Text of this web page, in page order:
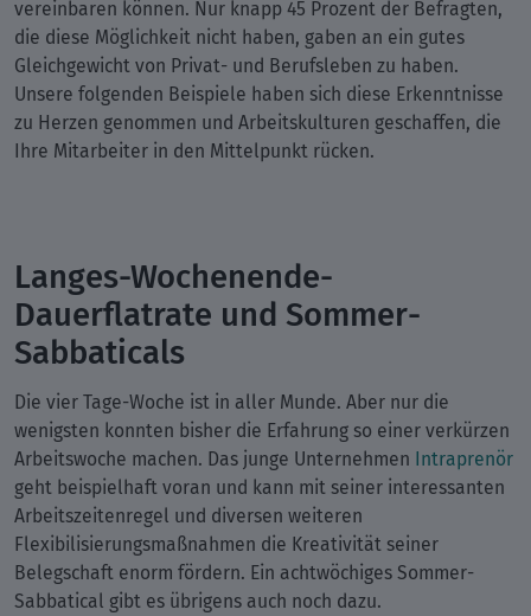
vereinbaren können. Nur knapp 45 Prozent der Befragten,
die diese Möglichkeit nicht haben, gaben an ein gutes
Gleichgewicht von Privat- und Berufsleben zu haben.
Unsere folgenden Beispiele haben sich diese Erkenntnisse
zu Herzen genommen und Arbeitskulturen geschaffen, die
Ihre Mitarbeiter in den Mittelpunkt rücken.
Langes-Wochenende-
Dauerflatrate und Sommer-
Sabbaticals
Die vier Tage-Woche ist in aller Munde. Aber nur die
wenigsten konnten bisher die Erfahrung so einer verkürzen
Arbeitswoche machen. Das junge Unternehmen Intraprenör
geht beispielhaft voran und kann mit seiner interessanten
Arbeitszeitenregel und diversen weiteren
Flexibilisierungsmaßnahmen die Kreativität seiner
Belegschaft enorm fördern. Ein achtwöchiges Sommer-
Sabbatical gibt es übrigens auch noch dazu.